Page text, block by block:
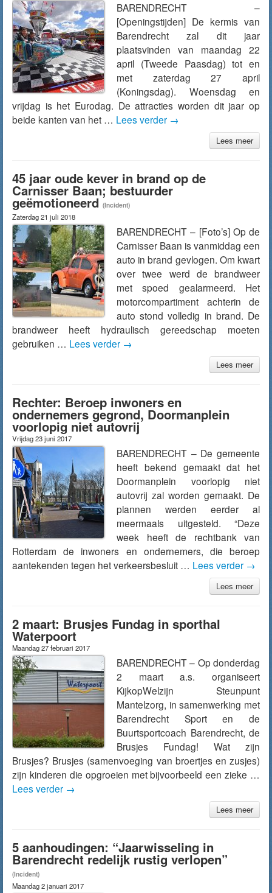
BARENDRECHT –
[Openingstijden] De kermis van
Barendrecht zal dit jaar
plaatsvinden van maandag 22
april (Tweede Paasdag) tot en
met zaterdag 27 april
(Koningsdag). Woensdag en
vrijdag is het Eurodag. De attracties worden dit jaar op
beide kanten van het … Lees verder →
Lees meer
45 jaar oude kever in brand op de
Carnisser Baan; bestuurder
geëmotioneerd (Incident)
Zaterdag 21 juli 2018
BARENDRECHT – [Foto’s] Op de
Carnisser Baan is vanmiddag een
auto in brand gevlogen. Om kwart
over twee werd de brandweer
met spoed gealarmeerd. Het
motorcompartiment achterin de
auto stond volledig in brand. De
brandweer heeft hydraulisch gereedschap moeten
gebruiken … Lees verder →
Lees meer
Rechter: Beroep inwoners en
ondernemers gegrond, Doormanplein
voorlopig niet autovrij
Vrijdag 23 juni 2017
BARENDRECHT – De gemeente
heeft bekend gemaakt dat het
Doormanplein voorlopig niet
autovrij zal worden gemaakt. De
plannen werden eerder al
meermaals uitgesteld. “Deze
week heeft de rechtbank van
Rotterdam de inwoners en ondernemers, die beroep
aantekenden tegen het verkeersbesluit … Lees verder →
Lees meer
2 maart: Brusjes Fundag in sporthal
Waterpoort
Maandag 27 februari 2017
BARENDRECHT – Op donderdag
2 maart a.s. organiseert
KijkopWelzijn Steunpunt
Mantelzorg, in samenwerking met
Barendrecht Sport en de
Buurtsportcoach Barendrecht, de
Brusjes Fundag! Wat zijn
Brusjes? Brusjes (samenvoeging van broertjes en zusjes)
zijn kinderen die opgroeien met bijvoorbeeld een zieke …
Lees verder →
Lees meer
5 aanhoudingen: “Jaarwisseling in
Barendrecht redelijk rustig verlopen”
(Incident)
Maandag 2 januari 2017